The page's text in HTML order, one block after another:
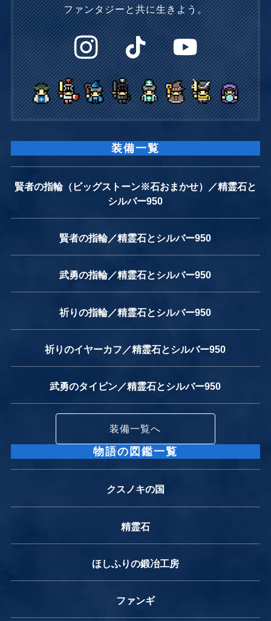
ファンタジーと共に生きよう。
装備一覧
賢者の指輪（ビッグストーン※石おまかせ）／精霊石と
シルバー950
賢者の指輪／精霊石とシルバー950
武勇の指輪／精霊石とシルバー950
祈りの指輪／精霊石とシルバー950
祈りのイヤーカフ／精霊石とシルバー950
武勇のタイピン／精霊石とシルバー950
装備一覧へ
物語の図鑑一覧
クスノキの国
精霊石
ほしふりの鍛冶工房
ファンギ